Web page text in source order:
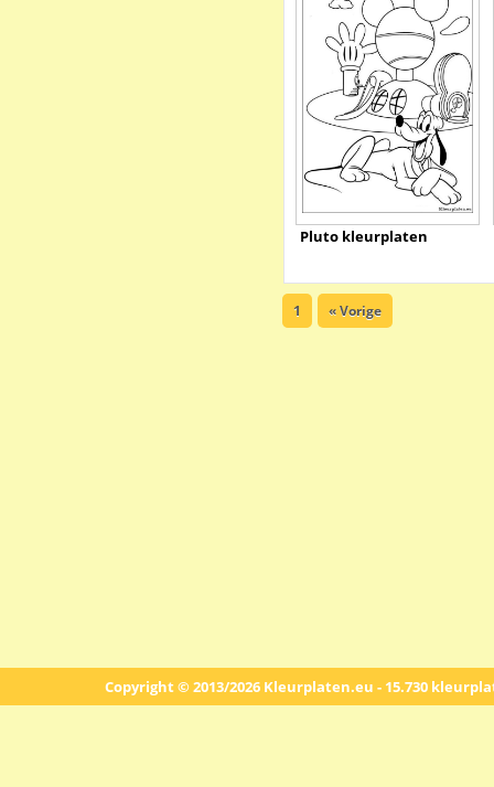
Pluto kleurplaten
1 « Vorige
Copyright © 2013/2026 Kleurplaten.eu - 15.730